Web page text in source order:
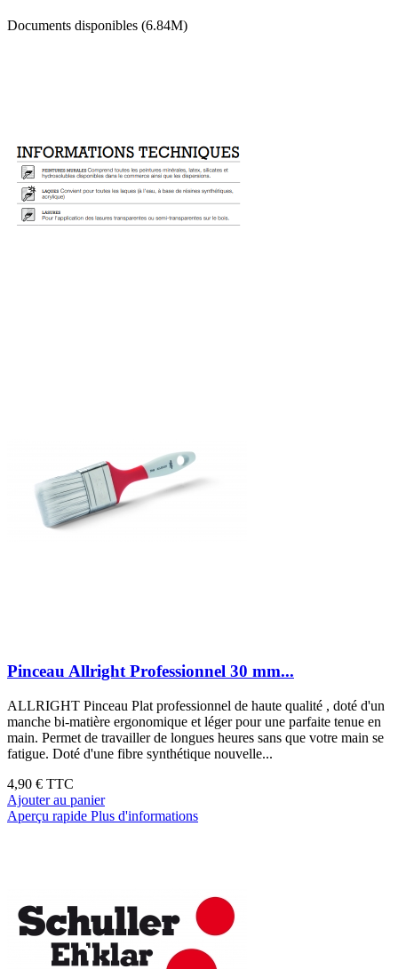
Documents disponibles (6.84M)
Pinceau Allright Professionnel 30 mm...
ALLRIGHT Pinceau Plat professionnel de haute qualité , doté d'un
manche bi-matière ergonomique et léger pour une parfaite tenue en
main. Permet de travailler de longues heures sans que votre main se
fatigue. Doté d'une fibre synthétique nouvelle...
4,90 € TTC
Ajouter au panier
Aperçu rapide Plus d'informations